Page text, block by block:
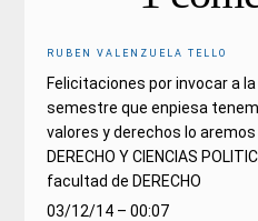
RUBEN VALENZUELA TELLO
Felicitaciones por invocar a
semestre que enpiesa
valores y derechos lo
DERECHO Y CIENCIAS
facultad de DERECHO
03/12/14 – 00:07